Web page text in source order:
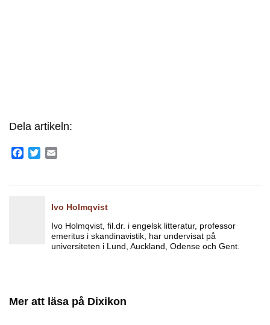
Dela artikeln:
Facebook
Twitter
Ivo Holmqvist
Ivo Holmqvist, fil.dr. i engelsk litteratur, professor
emeritus i skandinavistik, har undervisat på
universiteten i Lund, Auckland, Odense och Gent.
Mer att läsa på Dixikon